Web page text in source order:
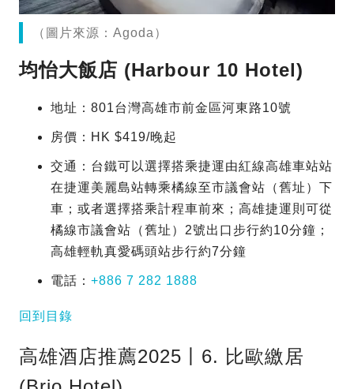
（圖片來源：Agoda）
均怡大飯店 (Harbour 10 Hotel)
地址：801台灣高雄市前金區河東路10號
房價：HK $419/晚起
交通：台鐵可以選擇搭乘捷運由紅線高雄車站站
在捷運美麗島站轉乘橘線至市議會站（舊址）下
車；或者選擇搭乘計程車前來；高雄捷運則可從
橘線市議會站（舊址）2號出口步行約10分鐘；
高雄輕軌真愛碼頭站步行約7分鐘
電話： +886 7 282 1888
回到目錄
高雄酒店推薦2025丨6. 比歐繳居